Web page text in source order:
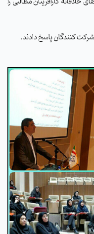
کنندگان پاسخ دادند.